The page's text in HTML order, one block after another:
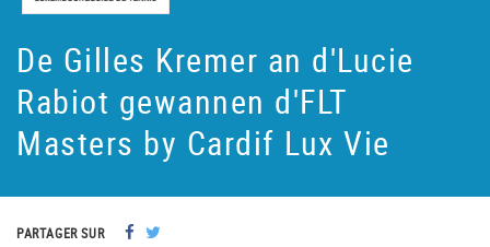
De Gilles Kremer an d'Lucie
Rabiot gewannen d'FLT
Masters by Cardif Lux Vie
PARTAGER SUR